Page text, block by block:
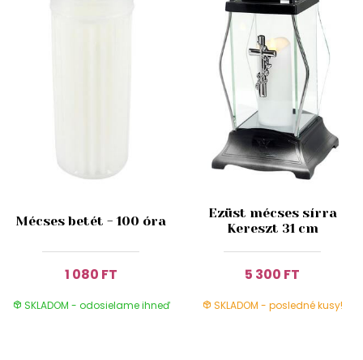
Mécses betét - 100 óra
1 080 FT
SKLADOM - odosielame ihneď
Ezüst mécses sírra
Kereszt 31 cm
5 300 FT
SKLADOM - posledné kusy!